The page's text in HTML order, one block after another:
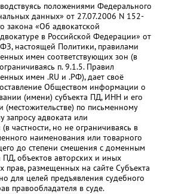
положениями Федерального
данных» от 27.07.2006 N 152-
закона «Об адвокатской
в Российской Федерации» от
настоящей Политики, правилами
имен соответствующих зон (в
п. 9.1.5. Правил
имен .RU и .РФ), дает своё
Обществом информации о
(имени) субъекта ПД, ИНН и его
(местожительстве) по письменному
запросу адвоката или
частности, но не ограничиваясь в
наименования или товарного
до степени смешения с доменным
объектов авторских и иных
прав, размещенных на сайте Субъекта
для целей предъявления судебного
правообладателя в суде.